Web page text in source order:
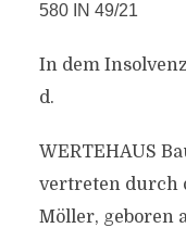
580 IN 49/21
In dem
d.
WERTEHAUS
vertreten durch
Möller, geboren